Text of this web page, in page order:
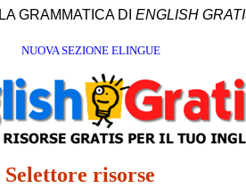
LA GRAMMATICA DI ENGLISH
NUOVA SEZIONE ELINGUE
Selettore risorse